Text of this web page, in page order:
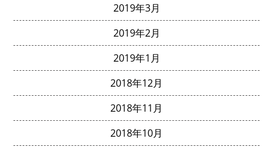
2019年3月
2019年2月
2019年1月
2018年12月
2018年11月
2018年10月